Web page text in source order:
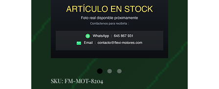
SKU: FM-MOT-8204